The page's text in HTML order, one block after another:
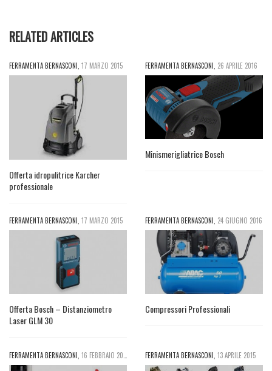
RELATED ARTICLES
FERRAMENTA BERNASCONI, 17 MARZO 2015
Offerta idropulitrice Karcher
professionale
FERRAMENTA BERNASCONI, 26 APRILE 2016
Minismerigliatrice Bosch
FERRAMENTA BERNASCONI, 17 MARZO 2015
Offerta Bosch – Distanziometro
Laser GLM 30
FERRAMENTA BERNASCONI, 24 GIUGNO 2016
Compressori Professionali
FERRAMENTA BERNASCONI, 16 FEBBRAIO 2015 FERRAMENTA BERNASCONI, 13 APRILE 2015